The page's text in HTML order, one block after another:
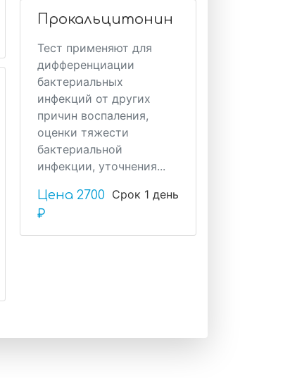
Прокальцитонин
Тест применяют для
дифференциации
бактериальных
инфекций от других
причин воспаления,
оценки тяжести
бактериальной
инфекции, уточнения...
Срок 1 день
Цена 2700
₽